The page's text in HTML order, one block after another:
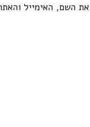
השם, האימייל